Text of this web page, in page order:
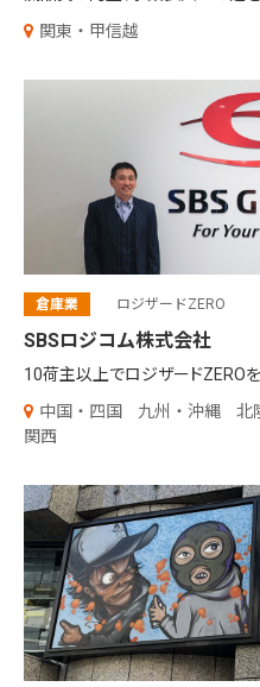
関東・甲信越
倉庫業 ロジザードZERO
SBSロジコム株式会社
10荷主以上でロジザードZERO
中国・四国
九州・沖縄 北
関西